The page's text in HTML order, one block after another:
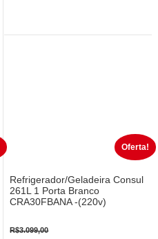
Oferta!
Refrigerador/Geladeira Consul
261L 1 Porta Branco
CRA30FBANA -(220v)
R$3.099,00